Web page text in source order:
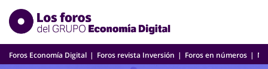
Skip
content
Foros Economía Digital Foros revista Inversión Foros en números